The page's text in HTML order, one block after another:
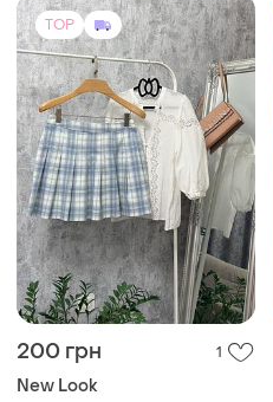
TOP
200 грн 1
New Look